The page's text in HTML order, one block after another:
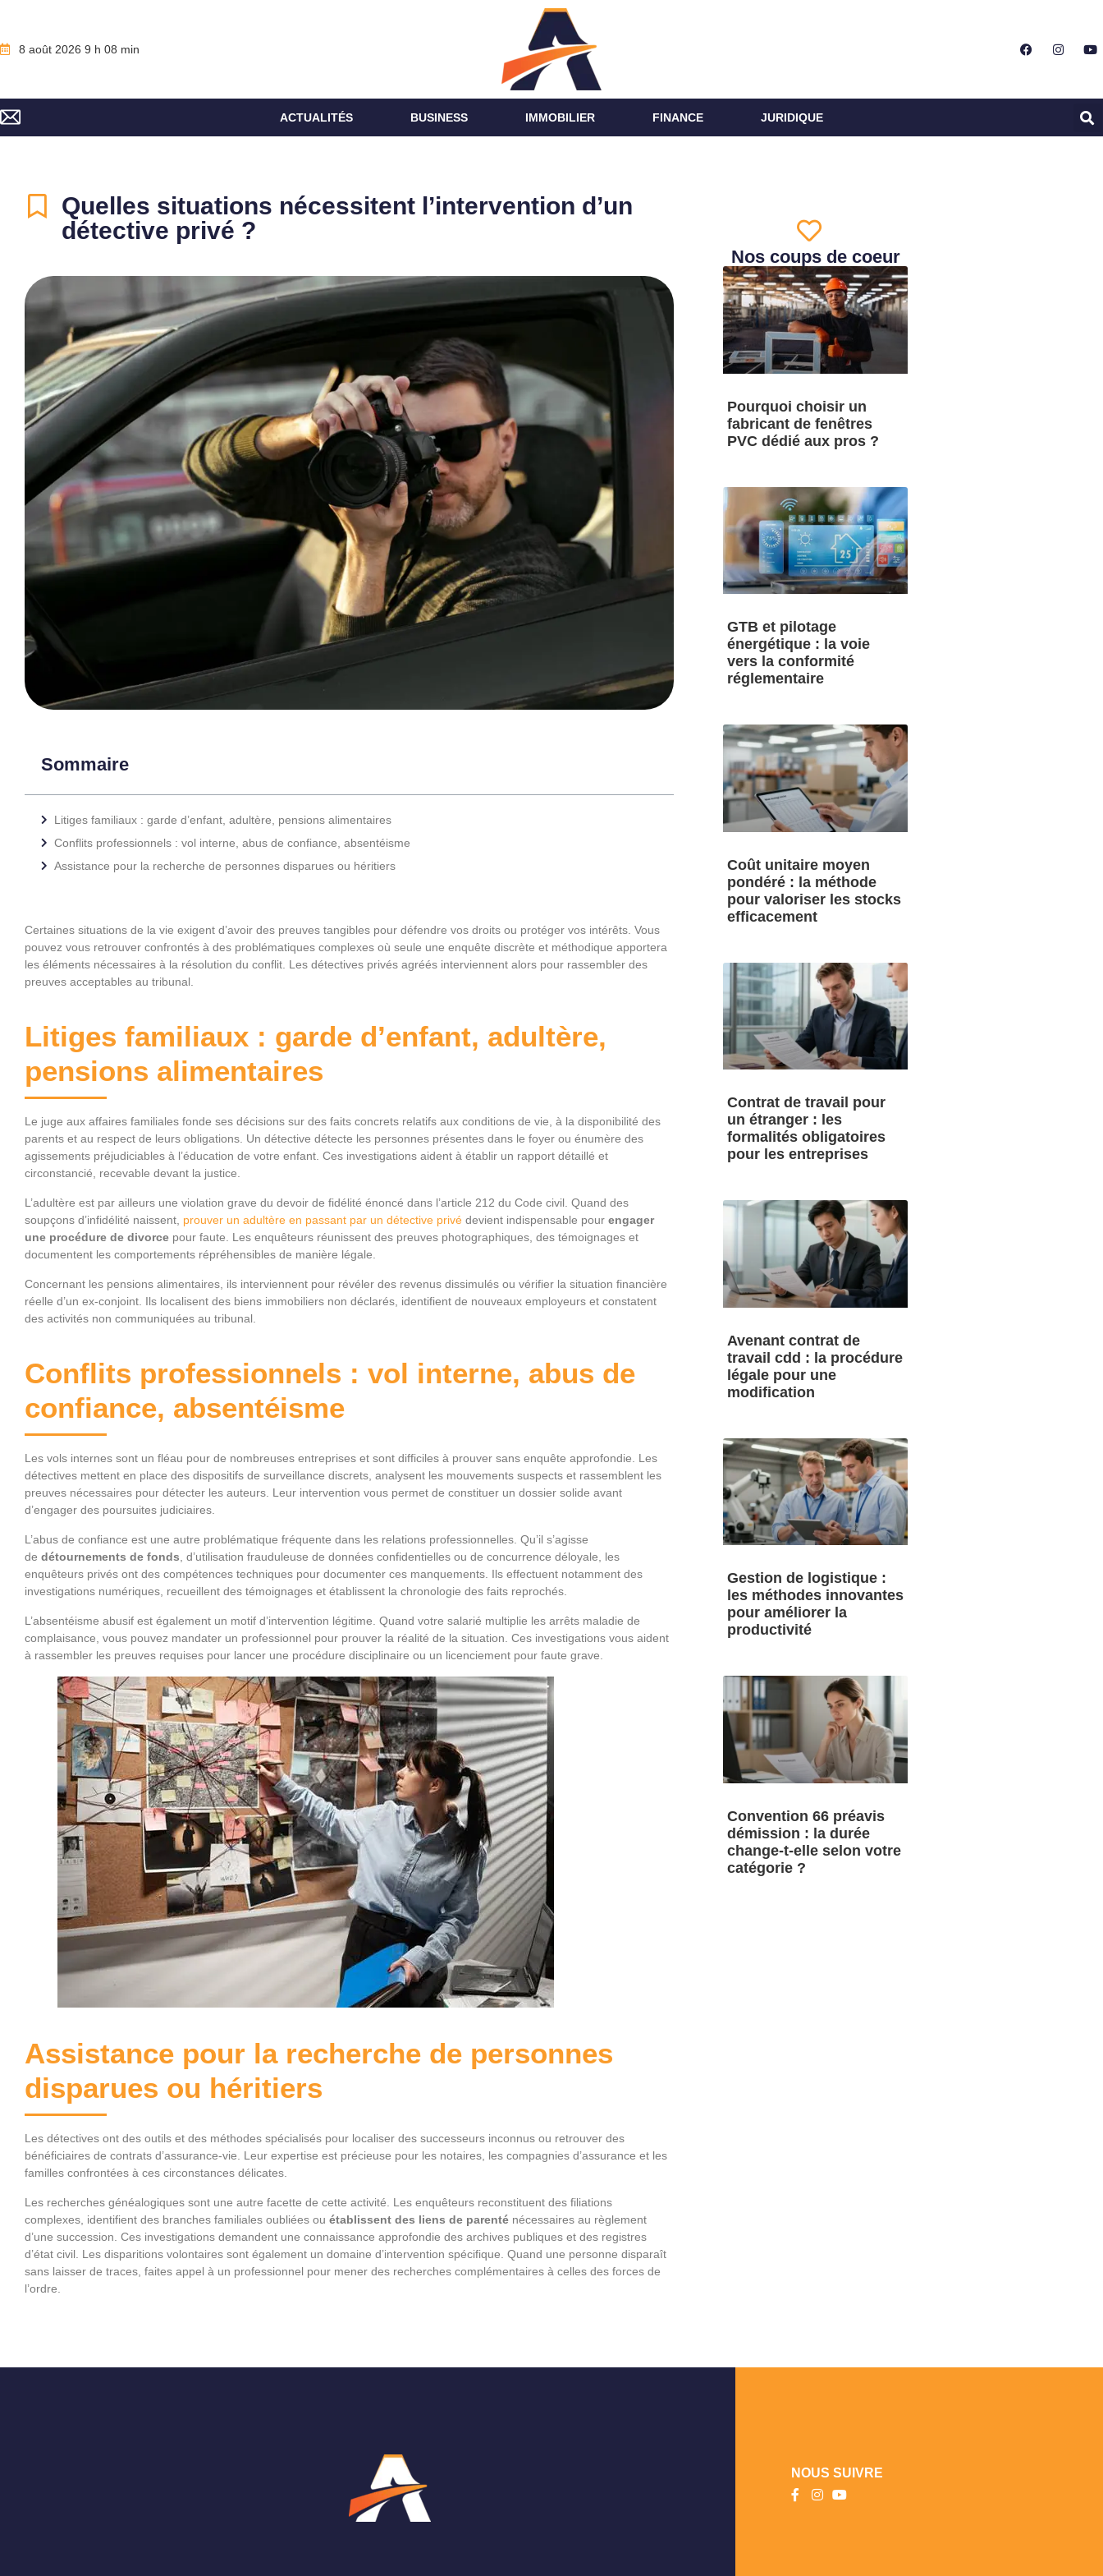
8 août 2026 9 h 08 min
ACTUALITÉS BUSINESS IMMOBILIER FINANCE JURIDIQUE
Quelles situations nécessitent l’intervention d’un
détective privé ?
Sommaire
Litiges familiaux : garde d’enfant, adultère, pensions alimentaires
Conflits professionnels : vol interne, abus de confiance, absentéisme
Assistance pour la recherche de personnes disparues ou héritiers
Certaines situations de la vie exigent d’avoir des preuves tangibles pour défendre vos droits ou protéger vos intérêts. Vous
pouvez vous retrouver confrontés à des problématiques complexes où seule une enquête discrète et méthodique apportera
les éléments nécessaires à la résolution du conflit. Les détectives privés agréés interviennent alors pour rassembler des
preuves acceptables au tribunal.
Litiges familiaux : garde d’enfant, adultère,
pensions alimentaires
Le juge aux affaires familiales fonde ses décisions sur des faits concrets relatifs aux conditions de vie, à la disponibilité des
parents et au respect de leurs obligations. Un détective détecte les personnes présentes dans le foyer ou énumère des
agissements préjudiciables à l’éducation de votre enfant. Ces investigations aident à établir un rapport détaillé et
circonstancié, recevable devant la justice.
L’adultère est par ailleurs une violation grave du devoir de fidélité énoncé dans l’article 212 du Code civil. Quand des
soupçons d’infidélité naissent, prouver un adultère en passant par un détective privé devient indispensable pour engager
une procédure de divorce pour faute. Les enquêteurs réunissent des preuves photographiques, des témoignages et
documentent les comportements répréhensibles de manière légale.
Concernant les pensions alimentaires, ils interviennent pour révéler des revenus dissimulés ou vérifier la situation financière
réelle d’un ex-conjoint. Ils localisent des biens immobiliers non déclarés, identifient de nouveaux employeurs et constatent
des activités non communiquées au tribunal.
Conflits professionnels : vol interne, abus de
confiance, absentéisme
Les vols internes sont un fléau pour de nombreuses entreprises et sont difficiles à prouver sans enquête approfondie. Les
détectives mettent en place des dispositifs de surveillance discrets, analysent les mouvements suspects et rassemblent les
preuves nécessaires pour détecter les auteurs. Leur intervention vous permet de constituer un dossier solide avant
d’engager des poursuites judiciaires.
L’abus de confiance est une autre problématique fréquente dans les relations professionnelles. Qu’il s’agisse
de détournements de fonds , d’utilisation frauduleuse de données confidentielles ou de concurrence déloyale, les
enquêteurs privés ont des compétences techniques pour documenter ces manquements. Ils effectuent notamment des
investigations numériques, recueillent des témoignages et établissent la chronologie des faits reprochés.
L’absentéisme abusif est également un motif d’intervention légitime. Quand votre salarié multiplie les arrêts maladie de
complaisance, vous pouvez mandater un professionnel pour prouver la réalité de la situation. Ces investigations vous aident
à rassembler les preuves requises pour lancer une procédure disciplinaire ou un licenciement pour faute grave.
Assistance pour la recherche de personnes
disparues ou héritiers
Les détectives ont des outils et des méthodes spécialisés pour localiser des successeurs inconnus ou retrouver des
bénéficiaires de contrats d’assurance-vie. Leur expertise est précieuse pour les notaires, les compagnies d’assurance et les
familles confrontées à ces circonstances délicates.
Les recherches généalogiques sont une autre facette de cette activité. Les enquêteurs reconstituent des filiations
complexes, identifient des branches familiales oubliées ou établissent des liens de parenté nécessaires au règlement
d’une succession. Ces investigations demandent une connaissance approfondie des archives publiques et des registres
d’état civil. Les disparitions volontaires sont également un domaine d’intervention spécifique. Quand une personne disparaît
sans laisser de traces, faites appel à un professionnel pour mener des recherches complémentaires à celles des forces de
l’ordre.
Nos coups de coeur
Pourquoi choisir un
fabricant de fenêtres
PVC dédié aux pros ?
GTB et pilotage
énergétique : la voie
vers la conformité
réglementaire
Coût unitaire moyen
pondéré : la méthode
pour valoriser les stocks
efficacement
Contrat de travail pour
un étranger : les
formalités obligatoires
pour les entreprises
Avenant contrat de
travail cdd : la procédure
légale pour une
modification
Gestion de logistique :
les méthodes innovantes
pour améliorer la
productivité
Convention 66 préavis
démission : la durée
change-t-elle selon votre
catégorie ?
NOUS SUIVRE